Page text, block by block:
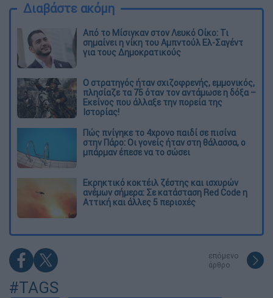
Διαβάστε ακόμη
Από το Μίσιγκαν στον Λευκό Οίκο: Τι
σημαίνει η νίκη του Αμπντούλ Ελ-Σαγέντ
για τους Δημοκρατικούς
O στρατηγός ήταν σχιζοφρενής, εμμονικός,
πλησίαζε τα 75 όταν τον αντάμωσε η δόξα –
Εκείνος που άλλαξε την πορεία της
Ιστορίας!
Πώς πνίγηκε το 4χρονο παιδί σε πισίνα
στην Πάρο: Οι γονείς ήταν στη θάλασσα, ο
μπάρμαν έπεσε να το σώσει
Εκρηκτικό κοκτέιλ ζέστης και ισχυρών
ανέμων σήμερα: Σε κατάσταση Red Code η
Αττική και άλλες 5 περιοχές
επόμενο
άρθρο
#TAGS